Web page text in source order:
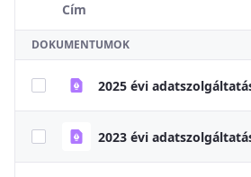
Elem kiválasztása
Cím
DOKUMENTUMOK